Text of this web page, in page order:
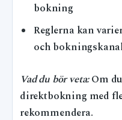
bokning
Reglerna kan
och
Vad du bör veta:Om
direktbokning med
rekommendera.